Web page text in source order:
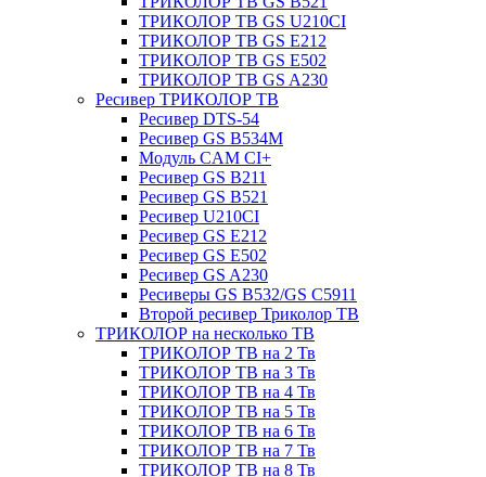
ТРИКОЛОР ТВ GS U210CI
ТРИКОЛОР ТВ GS E212
ТРИКОЛОР ТВ GS E502
ТРИКОЛОР ТВ GS A230
Ресивер ТРИКОЛОР ТВ
Ресивер DTS-54
Ресивер GS B534M
Модуль CAM CI+
Ресивер GS B211
Ресивер GS B521
Ресивер U210CI
Ресивер GS E212
Ресивер GS E502
Ресивер GS A230
Ресиверы GS B532/GS C5911
Второй ресивер Триколор ТВ
ТРИКОЛОР на несколько ТВ
ТРИКОЛОР ТВ на 2 Тв
ТРИКОЛОР ТВ на 3 Тв
ТРИКОЛОР ТВ на 4 Тв
ТРИКОЛОР ТВ на 5 Тв
ТРИКОЛОР ТВ на 6 Тв
ТРИКОЛОР ТВ на 7 Тв
ТРИКОЛОР ТВ на 8 Тв